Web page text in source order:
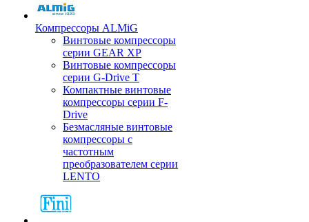
Компрессоры ALMiG
Винтовые компрессоры
серии GEAR XP
Винтовые компрессоры
серии G-Drive T
Компактные винтовые
компрессоры серии F-
Drive
Безмасляные винтовые
компрессоры с
частотным
преобразователем серии
LENTO